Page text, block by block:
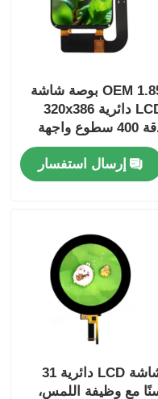
OEM 1.85 بوصة شاشة
LCD دائرية 320x386
دقة 400 سطوع واجهة
QSPI
إرسال استفسار
شاشة LCD دائرية 31
مع وظيفة اللمس،